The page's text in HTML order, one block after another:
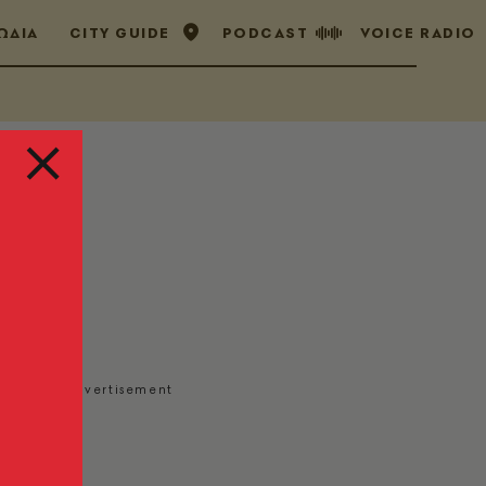
CITY GUIDE PODCAST VOICE RADIO